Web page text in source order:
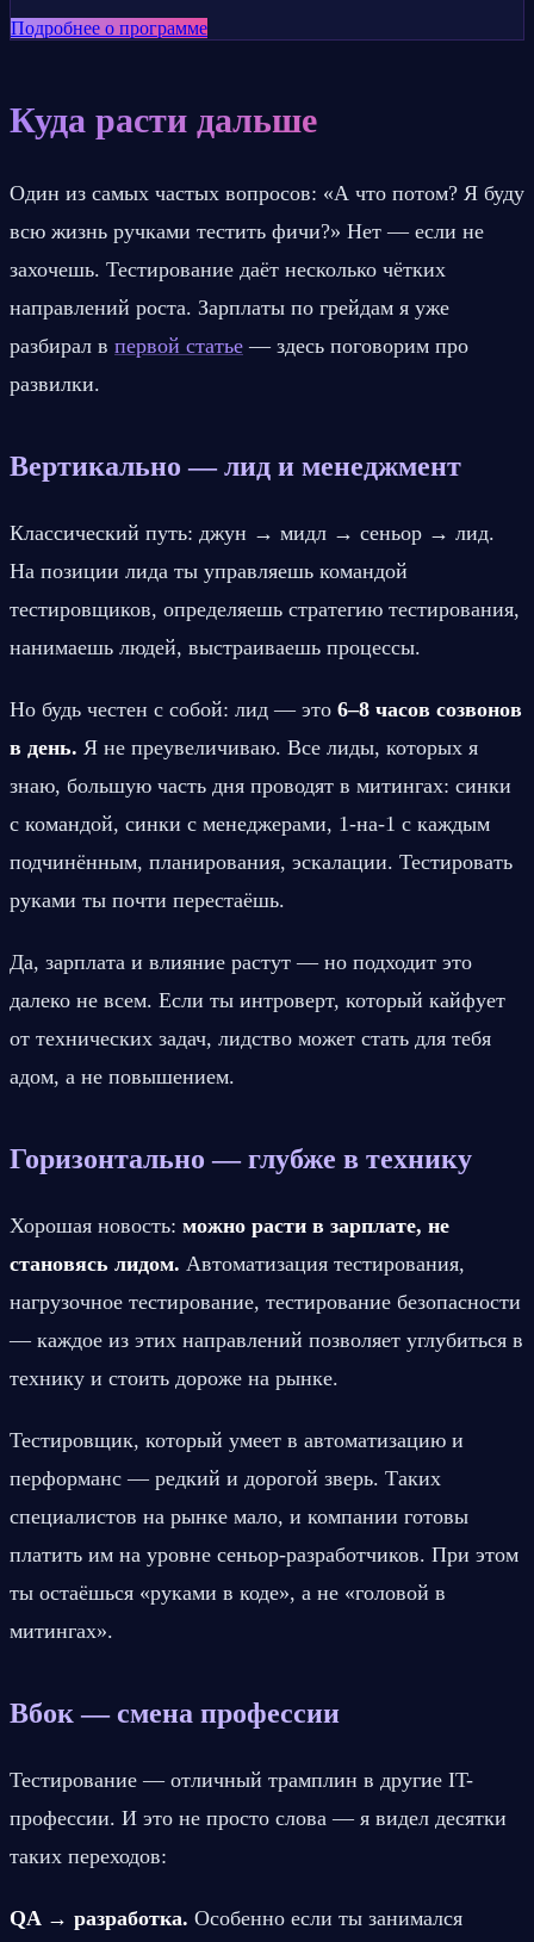
Подробнее о программе
Куда расти дальше
Один из самых частых вопросов: «А что потом? Я буду
всю жизнь ручками тестить фичи?» Нет — если не
захочешь. Тестирование даёт несколько чётких
направлений роста. Зарплаты по грейдам я уже
разбирал в первой статье — здесь поговорим про
развилки.
Вертикально — лид и менеджмент
Классический путь: джун → мидл → сеньор → лид.
На позиции лида ты управляешь командой
тестировщиков, определяешь стратегию тестирования,
нанимаешь людей, выстраиваешь процессы.
Но будь честен с собой: лид — это 6–8 часов созвонов
в день. Я не преувеличиваю. Все лиды, которых я
знаю, большую часть дня проводят в митингах: синки
с командой, синки с менеджерами, 1-на-1 с каждым
подчинённым, планирования, эскалации. Тестировать
руками ты почти перестаёшь.
Да, зарплата и влияние растут — но подходит это
далеко не всем. Если ты интроверт, который кайфует
от технических задач, лидство может стать для тебя
адом, а не повышением.
Горизонтально — глубже в технику
Хорошая новость: можно расти в зарплате, не
становясь лидом. Автоматизация тестирования,
нагрузочное тестирование, тестирование безопасности
— каждое из этих направлений позволяет углубиться в
технику и стоить дороже на рынке.
Тестировщик, который умеет в автоматизацию и
перформанс — редкий и дорогой зверь. Таких
специалистов на рынке мало, и компании готовы
платить им на уровне сеньор-разработчиков. При этом
ты остаёшься «руками в коде», а не «головой в
митингах».
Вбок — смена профессии
Тестирование — отличный трамплин в другие IT-
профессии. И это не просто слова — я видел десятки
таких переходов:
QA → разработка. Особенно если ты занимался